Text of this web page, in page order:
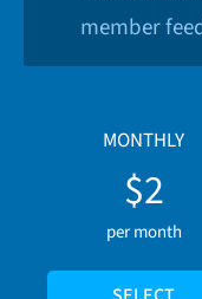
member
MONTHLY
$2
per month